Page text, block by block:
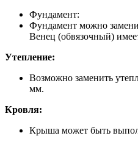
Фундамент:
Фундамент можно
Венец (обвязочный)
Утепление:
Возможно заменить
мм.
Кровля:
Крыша может быть